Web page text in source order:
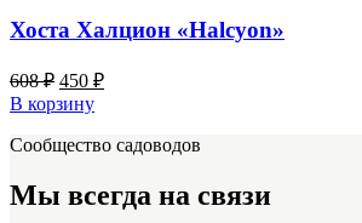
Хоста Халцион «Halcyon»
608₽ Первоначальная
цена
составляла
608 ₽.
450 ₽Текущая
В корзину
Сообщество садоводов
Мы всегда на связи